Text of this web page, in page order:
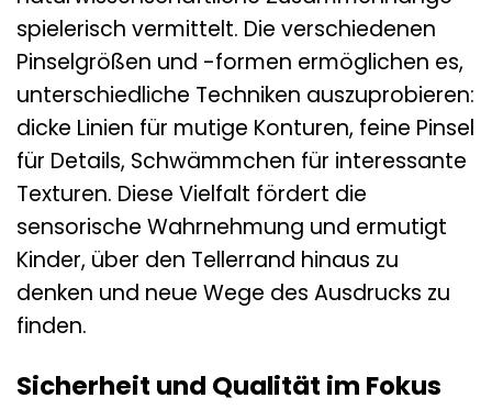
spielerisch vermittelt. Die verschiedenen
Pinselgrößen und -formen ermöglichen es,
unterschiedliche Techniken auszuprobieren:
dicke Linien für mutige Konturen, feine Pinsel
für Details, Schwämmchen für interessante
Texturen. Diese Vielfalt fördert die
sensorische Wahrnehmung und ermutigt
Kinder, über den Tellerrand hinaus zu
denken und neue Wege des Ausdrucks zu
finden.
Sicherheit und Qualität im Fokus